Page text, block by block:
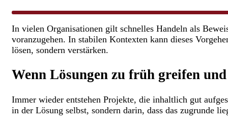
In vielen Organisationen gilt schnelles Handeln als
voranzugehen. In stabilen Kontexten kann dieses
lösen, sondern verstärken.​
Wenn Lösungen zu früh greifen
Immer wieder entstehen Projekte, die inhaltlich gut
in der Lösung selbst, sondern darin, dass das zugrunde